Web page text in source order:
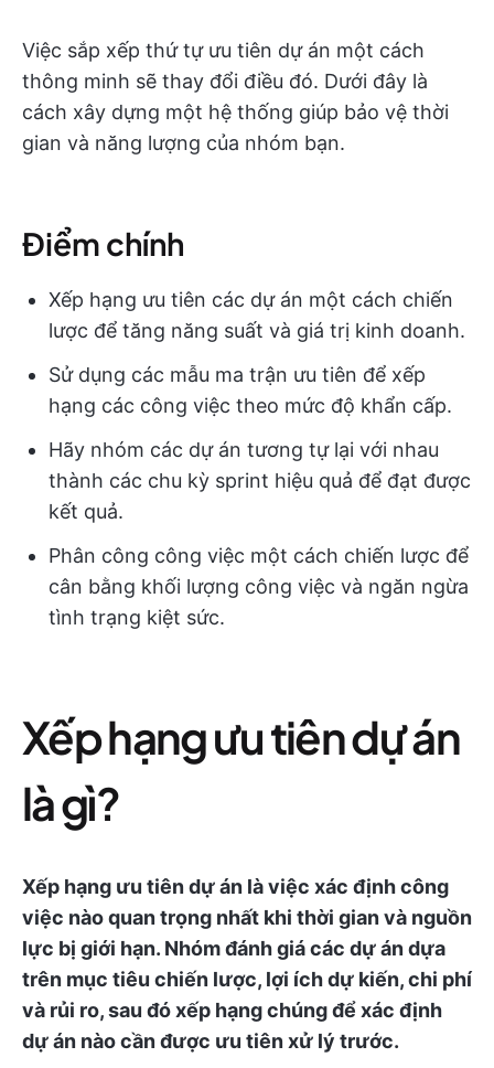
Việc sắp xếp thứ tự ưu tiên dự án một cách
thông minh sẽ thay đổi điều đó. Dưới đây là
cách xây dựng một hệ thống giúp bảo vệ thời
gian và năng lượng của nhóm bạn.
Điểm chính
Xếp hạng ưu tiên các dự án một cách chiến
lược để tăng năng suất và giá trị kinh doanh.
Sử dụng các mẫu ma trận ưu tiên để xếp
hạng các công việc theo mức độ khẩn cấp.
Hãy nhóm các dự án tương tự lại với nhau
thành các chu kỳ sprint hiệu quả để đạt được
kết quả.
Phân công công việc một cách chiến lược để
cân bằng khối lượng công việc và ngăn ngừa
tình trạng kiệt sức.
Xếp hạng ưu tiên dự án
là gì?
Xếp hạng ưu tiên dự án là việc xác định công
việc nào quan trọng nhất khi thời gian và nguồn
lực bị giới hạn. Nhóm đánh giá các dự án dựa
trên mục tiêu chiến lược, lợi ích dự kiến, chi phí
và rủi ro, sau đó xếp hạng chúng để xác định
dự án nào cần được ưu tiên xử lý trước.